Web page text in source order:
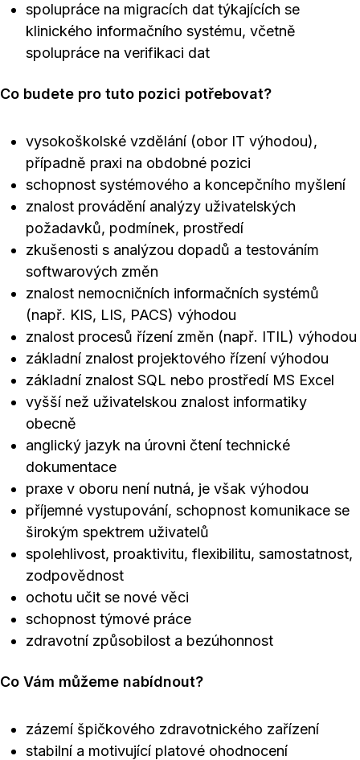
spolupráce na migracích dat týkajících se
klinického informačního systému, včetně
spolupráce na verifikaci dat
Co budete pro tuto pozici potřebovat?
vysokoškolské vzdělání (obor IT výhodou),
případně praxi na obdobné pozici
schopnost systémového a koncepčního myšlení
znalost provádění analýzy uživatelských
požadavků, podmínek, prostředí
zkušenosti s analýzou dopadů a testováním
softwarových změn
znalost nemocničních informačních systémů
(např. KIS, LIS, PACS) výhodou
znalost procesů řízení změn (např. ITIL) výhodou
základní znalost projektového řízení výhodou
základní znalost SQL nebo prostředí MS Excel
vyšší než uživatelskou znalost informatiky
obecně
anglický jazyk na úrovni čtení technické
dokumentace
praxe v oboru není nutná, je však výhodou
příjemné vystupování, schopnost komunikace se
širokým spektrem uživatelů
spolehlivost, proaktivitu, flexibilitu, samostatnost,
zodpovědnost
ochotu učit se nové věci
schopnost týmové práce
zdravotní způsobilost a bezúhonnost
Co Vám můžeme nabídnout?
zázemí špičkového zdravotnického zařízení
stabilní a motivující platové ohodnocení